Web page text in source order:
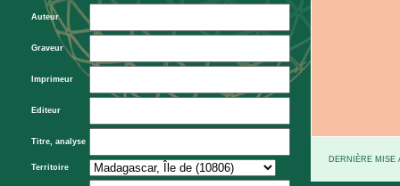
Auteur
Graveur
Imprimeur
Editeur
Titre, analyse
Territoire
DERNIÈRE MISE